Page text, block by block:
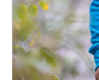
u
k
t
o
v